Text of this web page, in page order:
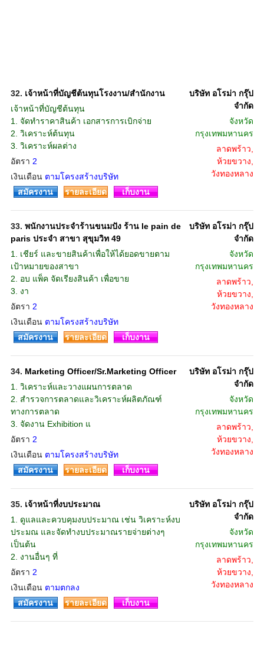
32. เจ้าหน้าที่บัญชีต้นทุนโรงงาน/สำนักงาน
เจ้าหน้าที่บัญชีต้นทุน
1. จัดทำราคาสินค้า เอกสารการเบิกจ่าย
2. วิเคราะห์ต้นทุน
3. วิเคราะห์ผลต่าง
อัตรา 2
เงินเดือน ตามโครงสร้างบริษัท
บริษัท อโรม่า กรุ๊ป
จํากัด
จังหวัด
กรุงเทพมหานคร
ลาดพร้าว,
ห้วยขวาง,
วังทองหลาง
สมัครงาน
รายละเอียด เก็บงาน
33. พนักงานประจำร้านขนมปัง ร้าน le pain de
paris ประจำ สาขา สุขุมวิท 49
1. เชียร์ และขายสินค้าเพื่อให้ได้ยอดขายตาม
เป้าหมายของสาขา
2. อบ แพ็ค จัดเรียงสินค้า เพื่อขาย
3. งา
อัตรา 2
เงินเดือน ตามโครงสร้างบริษัท
บริษัท อโรม่า กรุ๊ป
จํากัด
จังหวัด
กรุงเทพมหานคร
ลาดพร้าว,
ห้วยขวาง,
วังทองหลาง
สมัครงาน รายละเอียด เก็บงาน
34. Marketing Officer/Sr.Marketing Officer
1. วิเคราะห์และวางแผนการตลาด
2. สำรวจการตลาดและวิเคราะห์ผลิตภัณฑ์
ทางการตลาด
3. จัดงาน Exhibition แ
อัตรา 2
เงินเดือน ตามโครงสร้างบริษัท
บริษัท อโรม่า กรุ๊ป
จํากัด
จังหวัด
กรุงเทพมหานคร
ลาดพร้าว,
ห้วยขวาง,
วังทองหลาง
สมัครงาน
รายละเอียด เก็บงาน
35. เจ้าหน้าที่งบประมาณ
1. ดูแลและควบคุมงบประมาณ เช่น วิเคราะห์งบ
ประมณ และจัดทำงบประมาณรายจ่ายต่างๆ
เป็นต้น
2. งานอื่นๆ ที่
อัตรา 2
เงินเดือน ตามตกลง
บริษัท อโรม่า กรุ๊ป
จํากัด
จังหวัด
กรุงเทพมหานคร
ลาดพร้าว,
ห้วยขวาง,
วังทองหลาง
สมัครงาน
รายละเอียด เก็บงาน